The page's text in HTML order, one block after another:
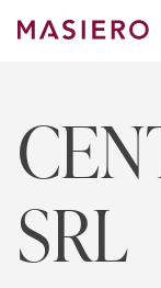
Skip
SRL